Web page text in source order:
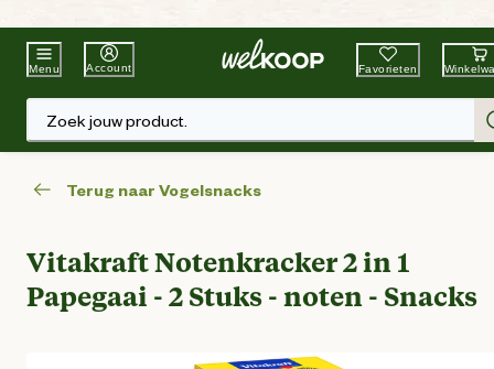
Beste WinkelketenTuin & Dier
Menu Account Favorieten
Zoek jouw product.
Terug naar Vogelsnacks
Vitakraft Notenkracker 2 in 1
Papegaai - 2 Stuks - noten - Snacks